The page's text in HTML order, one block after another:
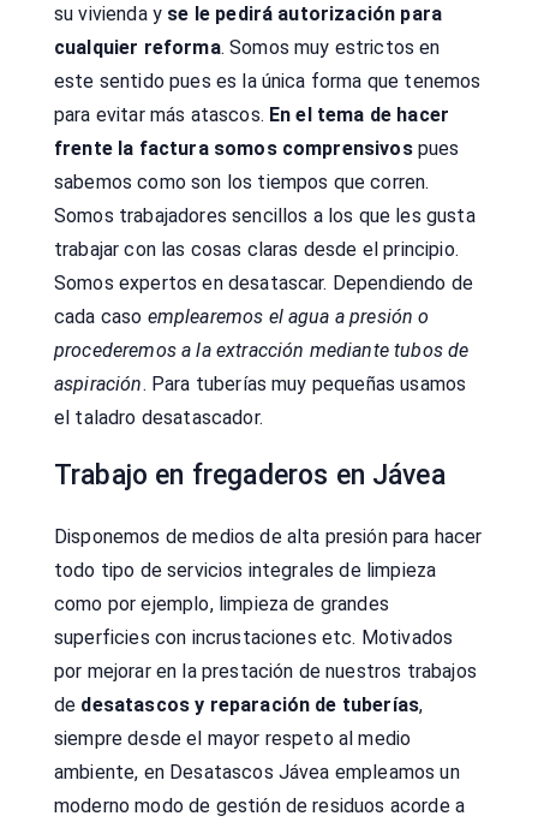
su vivienda y se le pedirá autorización para
cualquier reforma. Somos muy estrictos en
este sentido pues es la única forma que tenemos
para evitar más atascos. En el tema de hacer
frente la factura somos comprensivospues
sabemos como son los tiempos que corren.
Somos trabajadores sencillos a los que les gusta
trabajar con las cosas claras desde el principio.
Somos expertos en desatascar. Dependiendo de
cada caso emplearemos el agua a presión o
procederemos a la extracción mediante tubos de
aspiración. Para tuberías muy pequeñas usamos
el taladro desatascador.
Trabajo en fregaderos en Jávea
Disponemos de medios de alta presión para hacer
todo tipo de servicios integrales de limpieza
como por ejemplo, limpieza de grandes
superficies con incrustaciones etc. Motivados
por mejorar en la prestación de nuestros trabajos
de desatascos y reparación de tuberías,
siempre desde el mayor respeto al medio
ambiente, en Desatascos Jávea empleamos un
moderno modo de gestión de residuos acorde a